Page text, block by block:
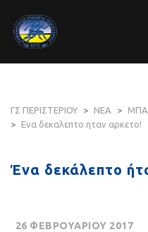
ΓΣ ΠΕΡΙΣΤΕΡΙΟΥ > ΝΕΑ >
>
Ενα δεκαλεπτο ηταν αρκετο!
Ένα δεκάλεπτο
26 ΦΕΒΡΟΥΑΡΙΟΥ 2017